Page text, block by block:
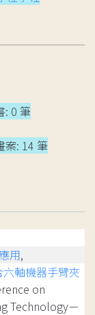
: 0 筆
案: 14 筆
用,
軸機器手臂夾
on
Technology－